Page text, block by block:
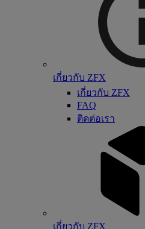
เกี่ยวกับ ZFX
เกี่ยวกับ ZFX
FAQ
ติดต่อเรา
เกี่ยวกับ ZFX